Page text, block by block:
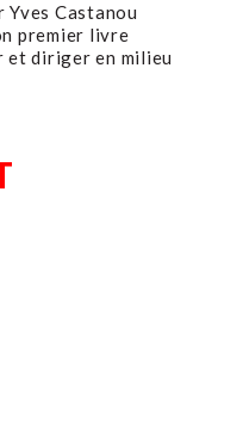
Yves Castanou
premier livre
et diriger en milieu